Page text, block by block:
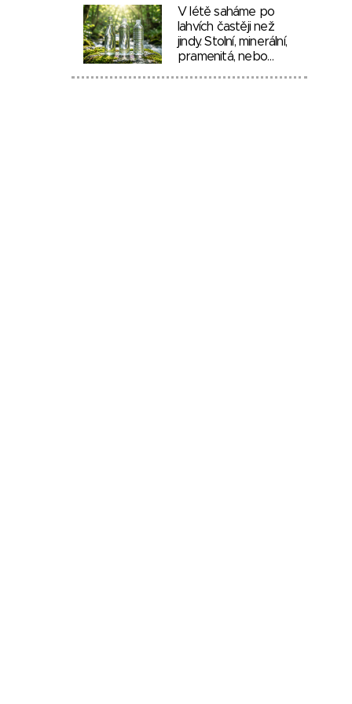
V létě saháme po
lahvích častěji než
jindy. Stolní, minerální,
pramenitá, nebo…